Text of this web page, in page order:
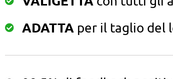
ADATTA per il taglio del